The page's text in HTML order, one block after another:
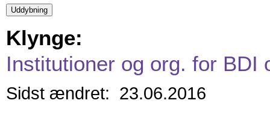
Klynge:
Institutioner og org. for
Sidst ændret: 23.06.2016